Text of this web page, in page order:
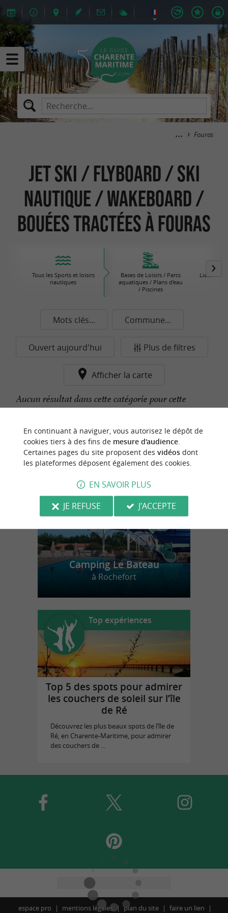
Fouras
Jet Ski / Flyboard / Ski
Nautique / Wakeboard /
Bouées Tractées à Fouras
Tous les Sports et loisirs
nautiques
Bases de Loisirs / Parcs
aquatiques / Plans d'eau
/ Piscines
Liaisons
Mots clés... Commune...
Ouvert aujourd'hui Plus de filtres
Afficher la carte
Aucun résultat dans cette catégorie pour cette
n
o
t
r
e
c
o
u
p
d
e
c
o
e
u
r
Camping Le Bateau
à Rochefort
Top expériences
Top 5 des spots pour admirer
les couchers de soleil sur l’île
de Ré
Découvrez les plus beaux spots de l’île de
Ré, en Charente-Maritime, pour admirer
des couchers de ...
espace pro mentions légales plan du site faire un lien
En continuant à naviguer, vous autorisez le dépôt de
cookies tiers à des fins de mesure d'audience.
Certaines pages du site proposent des vidéosdont
les plateformes déposent également des cookies.
EN SAVOIR PLUS
JE REFUSE
J'ACCEPTE